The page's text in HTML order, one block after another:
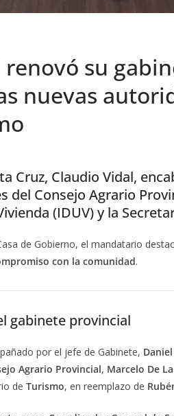
su
nuevas
Cruz, Claudio Vidal,
del Consejo Agrario
(IDUV) y la
de Gobierno, el mandatario
con la comunidad.
gabinete provincial
por el jefe de Gabinete,
Agrario Provincial, Marcelo De
de Turismo, en reemplazo de